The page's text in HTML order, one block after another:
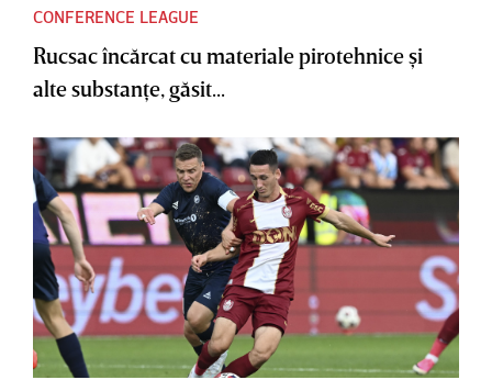
CONFERENCE LEAGUE
Rucsac încărcat cu materiale pirotehnice şi
alte substanţe, găsit...